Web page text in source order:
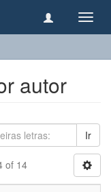
autor
Ir
of 14